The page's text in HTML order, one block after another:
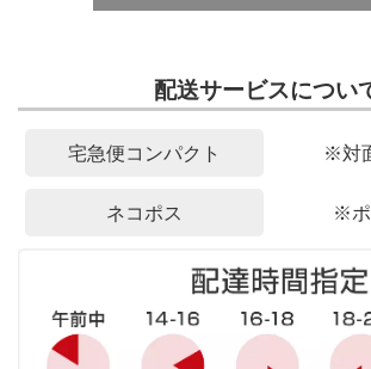
配送サービスについ
宅急便コンパクト ※対
ネコポス ※